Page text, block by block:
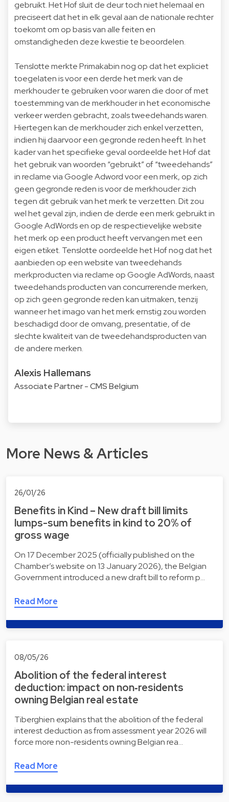
gebruikt. Het Hof sluit de deur toch niet helemaal en
preciseert dat het in elk geval aan de nationale rechter
toekomt om op basis van alle feiten en
omstandigheden deze kwestie te beoordelen.
Tenslotte merkte Primakabin nog op dat het expliciet
toegelaten is voor een derde het merk van de
merkhouder te gebruiken voor waren die door of met
toestemming van de merkhouder in het economische
verkeer werden gebracht, zoals tweedehands waren.
Hiertegen kan de merkhouder zich enkel verzetten,
indien hij daarvoor een gegronde reden heeft. In het
kader van het specifieke geval oordeelde het Hof dat
het gebruik van woorden “gebruikt” of “tweedehands”
in reclame via Google Adword voor een merk, op zich
geen gegronde reden is voor de merkhouder zich
tegen dit gebruik van het merk te verzetten. Dit zou
wel het geval zijn, indien de derde een merk gebruikt in
Google AdWords en op de respectievelijke website
het merk op een product heeft vervangen met een
eigen etiket. Tenslotte oordeelde het Hof nog dat het
aanbieden op een website van tweedehands
merkproducten via reclame op Google AdWords, naast
tweedehands producten van concurrerende merken,
op zich geen gegronde reden kan uitmaken, tenzij
wanneer het imago van het merk ernstig zou worden
beschadigd door de omvang, presentatie, of de
slechte kwaliteit van de tweedehandsproducten van
de andere merken.
Alexis Hallemans
Associate Partner - CMS Belgium
More News & Articles
26/01/26
Benefits in Kind – New draft bill limits
lumps-sum benefits in kind to 20% of
gross wage
On 17 December 2025 (officially published on the
Chamber’s website on 13 January 2026), the Belgian
Government introduced a new draft bill to reform p…
Read More
08/05/26
Abolition of the federal interest
deduction: impact on non‑residents
owning Belgian real estate
Tiberghien explains that the abolition of the federal
interest deduction as from assessment year 2026 will
force more non-residents owning Belgian rea…
Read More